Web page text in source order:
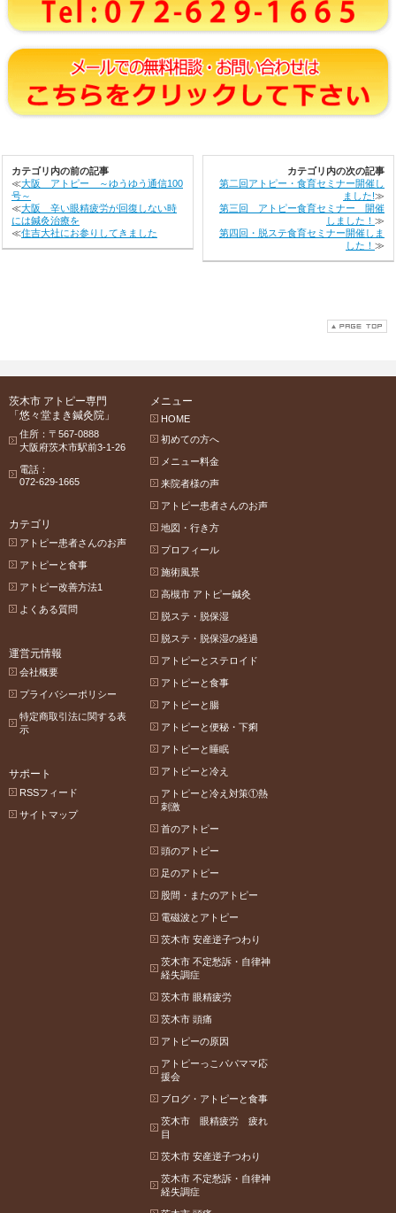
カテゴリ内の前の記事
≪大阪 アトピー ～ゆうゆう通信100
号～
≪大阪 辛い眼精疲労が回復しない時
には鍼灸治療を
≪住吉大社にお参りしてきました
カテゴリ内の次の記事
第二回アトピー・食育セミナー開催し
ました!≫
第三回 アトピー食育セミナー 開催
しました！ ≫
第四回・脱ステ食育セミナー開催しま
した！ ≫
茨木市 アトピー専門
「悠々堂まき鍼灸院」
住所：〒567-0888
大阪府茨木市駅前3-1-26
電話：
072-629-1665
メニュー
HOME
初めての方へ
メニュー料金
来院者様の声
アトピー患者さんのお声
地図・行き方
プロフィール
施術風景
高槻市 アトピー鍼灸
脱ステ・脱保湿
脱ステ・脱保湿の経過
アトピーとステロイド
アトピーと食事
アトピーと腸
アトピーと便秘・下痢
アトピーと睡眠
アトピーと冷え
アトピーと冷え対策①熱
刺激
首のアトピー
頭のアトピー
足のアトピー
股間・またのアトピー
電磁波とアトピー
茨木市 安産逆子つわり
茨木市 不定愁訴・自律神
経失調症
茨木市 眼精疲労
茨木市 頭痛
アトピーの原因
アトピーっこパパママ応
援会
ブログ・アトピーと食事
茨木市 眼精疲労 疲れ
目
茨木市 安産逆子つわり
茨木市 不定愁訴・自律神
経失調症
カテゴリ
アトピー患者さんのお声
アトピーと食事
アトピー改善方法1
よくある質問
運営元情報
会社概要
プライバシーポリシー
特定商取引法に関する表
示
サポート
RSSフィード
サイトマップ